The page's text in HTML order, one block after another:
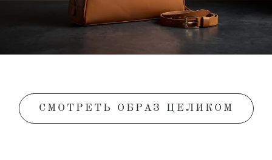
СМОТРЕТЬ ОБРАЗ ЦЕЛИКОМ